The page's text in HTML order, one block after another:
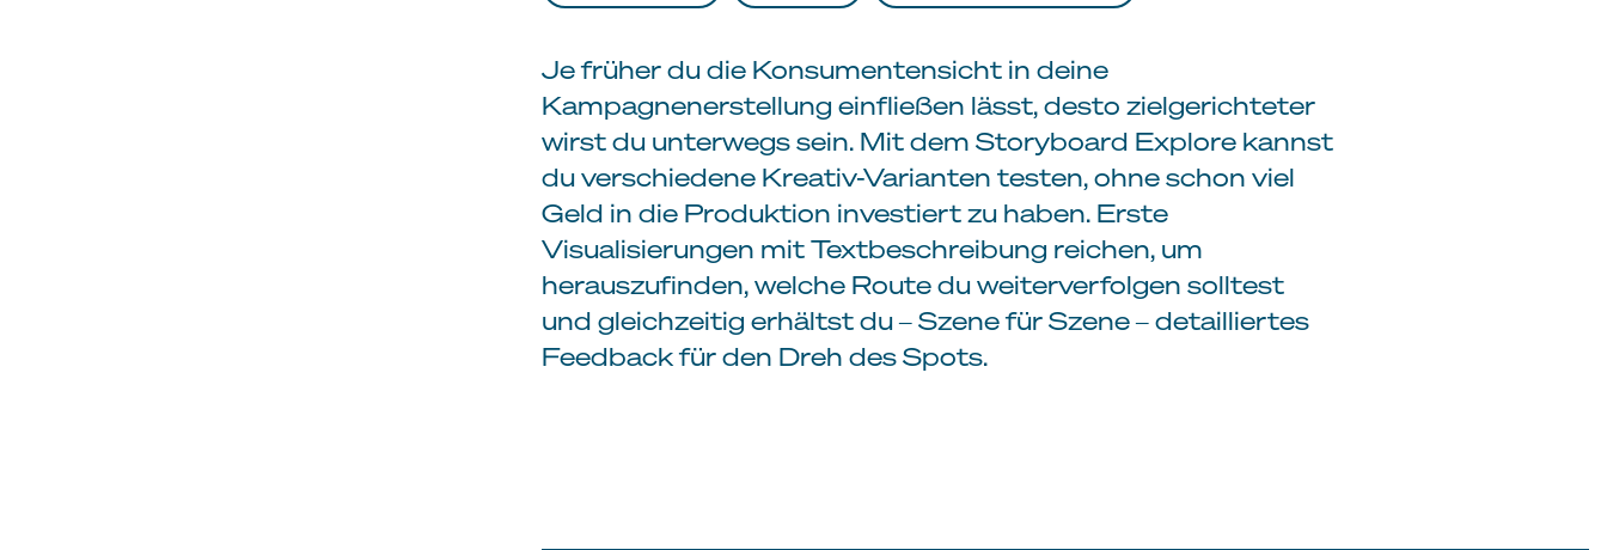
Je früher du die Konsumentensicht in deine
Kampagnenerstellung einfließen lässt, desto zielgerichteter
wirst du unterwegs sein. Mit dem Storyboard Explore kannst
du verschiedene Kreativ-Varianten testen, ohne schon viel
Geld in die Produktion investiert zu haben. Erste
Visualisierungen mit Textbeschreibung reichen, um
herauszufinden, welche Route du weiterverfolgen solltest
und gleichzeitig erhältst du ‒ Szene für Szene ‒ detailliertes
Feedback für den Dreh des Spots.